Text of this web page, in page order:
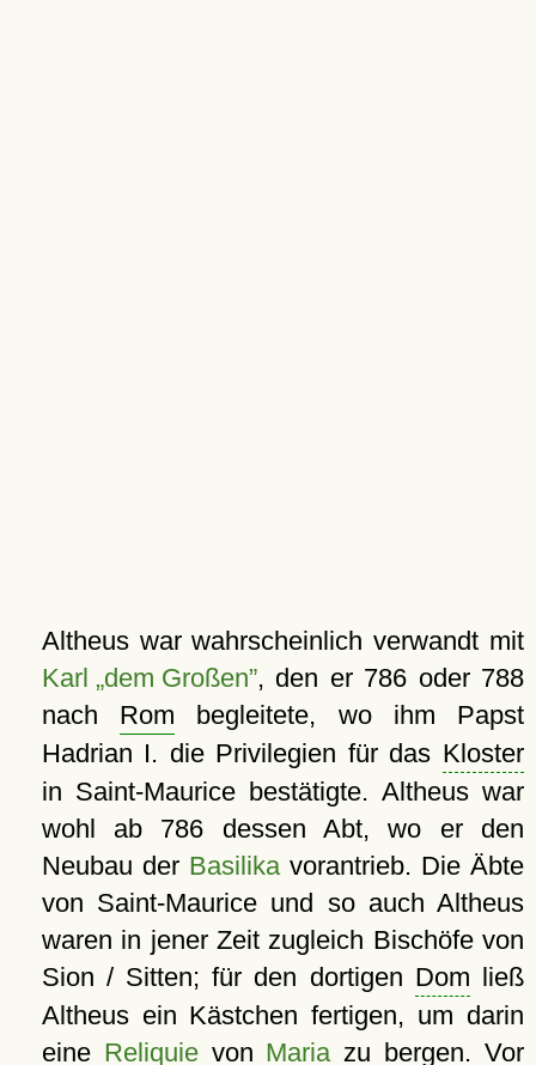
Altheus war wahrscheinlich verwandt mit
Karl „dem Großen”, den er 786 oder 788
nach Rom begleitete, wo ihm Papst
Hadrian I. die Privilegien für das Kloster
in Saint-Maurice bestätigte. Altheus war
wohl ab 786 dessen Abt, wo er den
Neubau der Basilikavorantrieb. Die Äbte
von Saint-Maurice und so auch Altheus
waren in jener Zeit zugleich Bischöfe von
Sion / Sitten; für den dortigen Dom ließ
Altheus ein Kästchen fertigen, um darin
eine Reliquievon Mariazu bergen. Vor